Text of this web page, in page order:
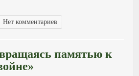
Нет комментариев
памятью к